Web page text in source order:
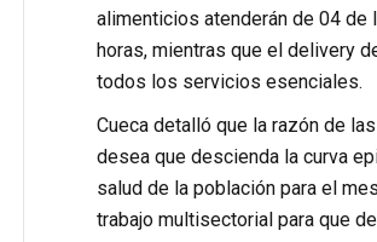
alimenticios atenderán de 04 de
horas, mientras que el delivery
todos los servicios esenciales.
Cueca detalló que la razón de
desea que descienda la curva
salud de la población para el
trabajo multisectorial para que